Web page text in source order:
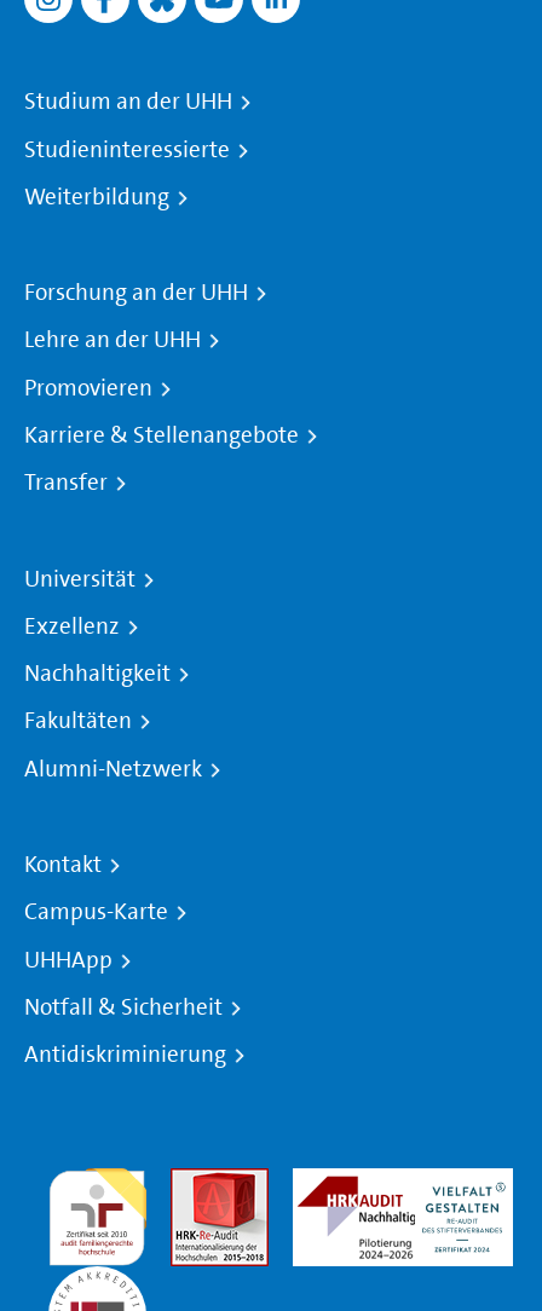
Studium an der UHH
Studieninteressierte
Weiterbildung
Forschung an der UHH
Lehre an der UHH
Promovieren
Karriere & Stellenangebote
Transfer
Universität
Exzellenz
Nachhaltigkeit
Fakultäten
Alumni-Netzwerk
Kontakt
Campus-Karte
UHHApp
Notfall & Sicherheit
Antidiskriminierung